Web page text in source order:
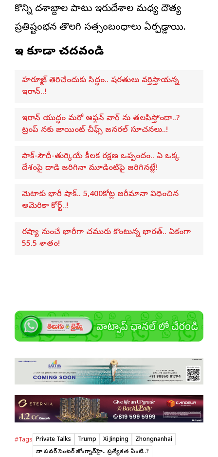
కొన్ని దశాబ్దాల పాటు ఇరుదేశాల మధ్య దౌత్య
ప్రతిష్టంభన తొలగి సత్సంబంధాలు ఏర్పడ్డాయి.
ఇవి కూడా చదవండి
హర్మూజ్ తెరిచేందుకు సిద్ధం.. షరతులు వర్తిస్తాయన్న
ఇరాన్..!
ఇరాన్ యుద్ధం మరో ఆఫ్గన్ వార్ ను తలపిస్తోందా..?
ట్రంప్ నకు జాయింట్ చీఫ్స్ జనరల్ సూచనలు..!
పాక్-సౌదీ-తుర్కియే కీలక రక్షణ ఒప్పందం.. ఏ ఒక్క
దేశంపై దాడి జరిగినా మూడింటిపై జరిగినట్లే!
మెటాకు భారీ షాక్.. 5,400కోట్ల జరీమానా విధించిన
అమెరికా కోర్ట్..!
రష్యా నుంచే భారీగా చమురు కొంటున్న భారత్.. ఏకంగా
55.5 శాతం!
#Tags Private Talks Trump Xi Jinping
Zhongnanhai
చైనా పవర్‌ సెంటర్‌ జోంగ్నాన్‌హై.. ప్రత్యేకత ఏంటి..?